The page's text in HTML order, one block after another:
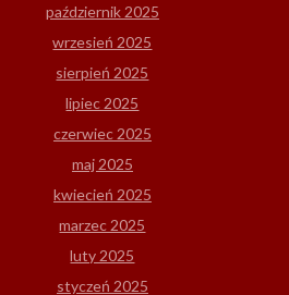
październik 2025
wrzesień 2025
sierpień 2025
lipiec 2025
czerwiec 2025
maj 2025
kwiecień 2025
marzec 2025
luty 2025
styczeń 2025